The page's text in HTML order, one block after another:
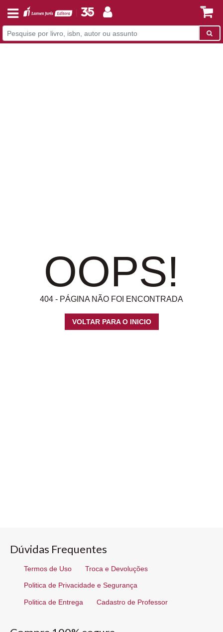
OOPS!
404 - PÁGINA NÃO FOI ENCONTRADA
VOLTAR PARA O INICIO
Dúvidas Frequentes
Termos de Uso Troca e Devoluções
Politica de Privacidade e Segurança
Politica de Entrega Cadastro de Professor